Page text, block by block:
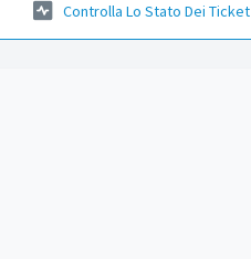
Controlla Lo Stato Dei Ticket